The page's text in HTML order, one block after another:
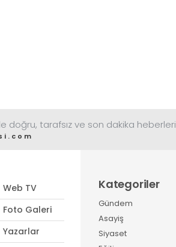
doğru, tarafsız ve son dakika heberleri
Web TV
Foto Galeri
Yazarlar
Kategoriler
Gündem
Asayiş
Siyaset